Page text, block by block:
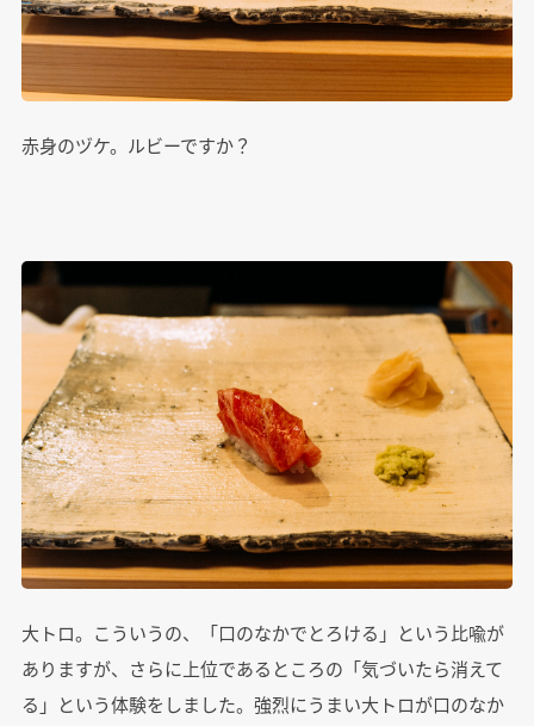
赤身のヅケ。ルビーですか？
大トロ。こういうの、「口のなかでとろける」という比喩が
ありますが、さらに上位であるところの「気づいたら消えて
る」という体験をしました。強烈にうまい大トロが口のなか